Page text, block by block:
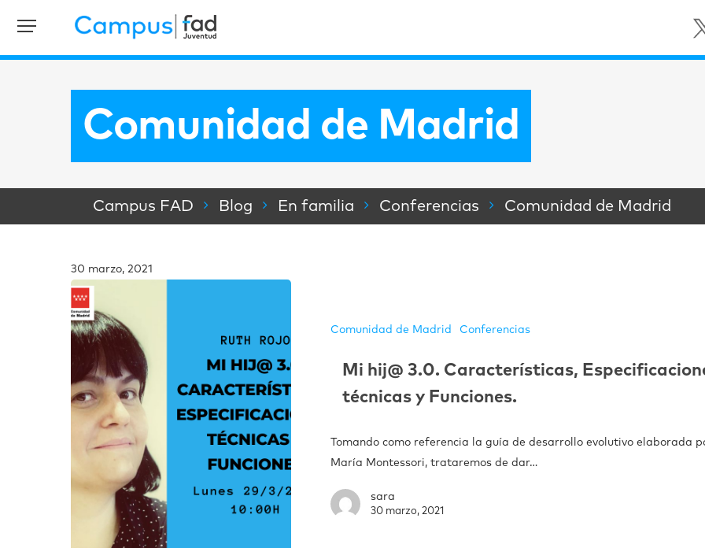
Comunidad de Madrid
Campus FAD Blog En familia Conferencias Comunidad de Madrid
30 marzo, 2021
Comunidad de Madrid Conferencias
Mi hij@ 3.0. Características,
técnicas y Funciones.
Tomando como referencia la guía de desarrollo evolutivo elaborada
María Montessori, trataremos de dar…
sara
30 marzo, 2021